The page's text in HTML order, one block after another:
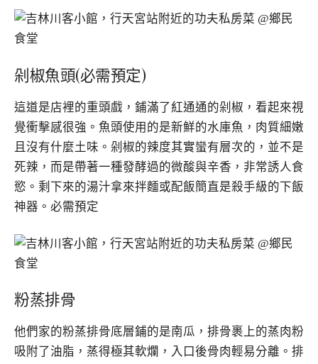
剁椒魚頭(必需預定)
這道是店裡的重頭戲，鋪滿了紅通通的剁椒，看起來視
覺衝擊感很強。魚頭使用的是新鮮的水庫魚，肉質細嫩
且沒有什麼土味。剁椒的辣度其實蠻有層次的，並不是
死辣，而是帶著一種發酵過的微酸與辛香，非常誘人食
慾。剩下來的湯汁拿來拌麵或配飯簡直是殺手級的下飯
神器。必需預定
粉蒸排骨
他們家的粉蒸排骨底層鋪的是南瓜，排骨裹上的蒸肉粉
吸附了油脂，蒸得極其軟爛，入口後骨肉輕易分離。排